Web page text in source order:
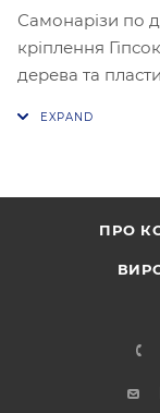
Самонарізи по
кріплення
дерева та
ПРО